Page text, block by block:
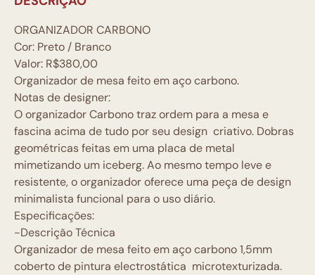
ORGANIZADOR CARBONO
Cor: Preto / Branco
Valor: R$380,00
Organizador de mesa feito em aço carbono.
Notas de designer:
O organizador Carbono traz ordem para a mesa e
fascina acima de tudo por seu design criativo. Dobras
geométricas feitas em uma placa de metal
mimetizando um iceberg. Ao mesmo tempo leve e
resistente, o organizador oferece uma peça de design
minimalista funcional para o uso diário.
Especificações:
-Descrição Técnica
Organizador de mesa feito em aço carbono 1,5mm
coberto de pintura electrostática microtexturizada.